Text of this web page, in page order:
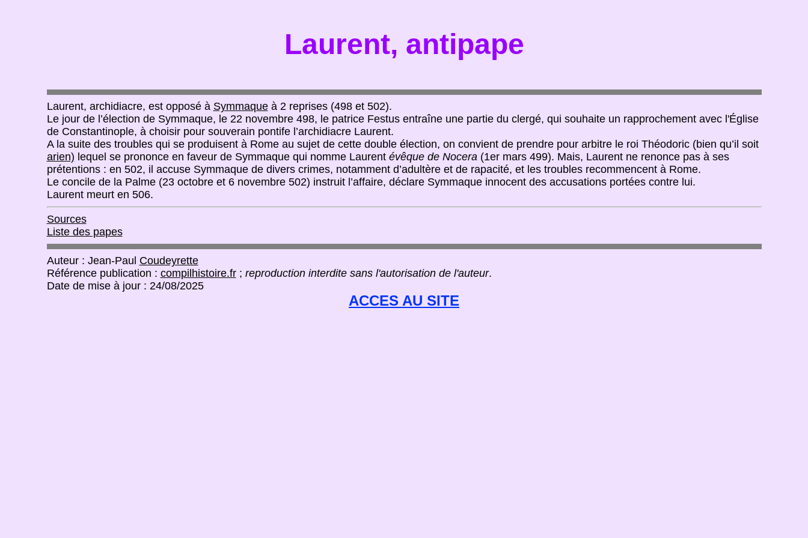
Laurent, antipape
Laurent, archidiacre, est opposé à Symmaqueà 2 reprises (498 et 502).
Le jour de l’élection de Symmaque, le 22 novembre 498, le patrice Festus entraîne une partie du clergé, qui souhaite un rapprochement avec l'Église
de Constantinople, à choisir pour souverain pontife l’archidiacre Laurent.
A la suite des troubles qui se produisent à Rome au sujet de cette double élection, on convient de prendre pour arbitre le roi Théodoric (bien qu’il soit
arien) lequel se prononce en faveur de Symmaque qui nomme Laurent évêque de Nocera(1er mars 499). Mais, Laurent ne renonce pas à ses
prétentions : en 502, il accuse Symmaque de divers crimes, notamment d’adultère et de rapacité, et les troubles recommencent à Rome.
Le concile de la Palme (23 octobre et 6 novembre 502) instruit l’affaire, déclare Symmaque innocent des accusations portées contre lui.
Laurent meurt en 506.
Sources
Liste des papes
Auteur : Jean-Paul Coudeyrette
Référence publication : compilhistoire.fr; reproduction interdite sans l'autorisation de l'auteur.
Date de mise à jour : 24/08/2025
ACCES AU SITE